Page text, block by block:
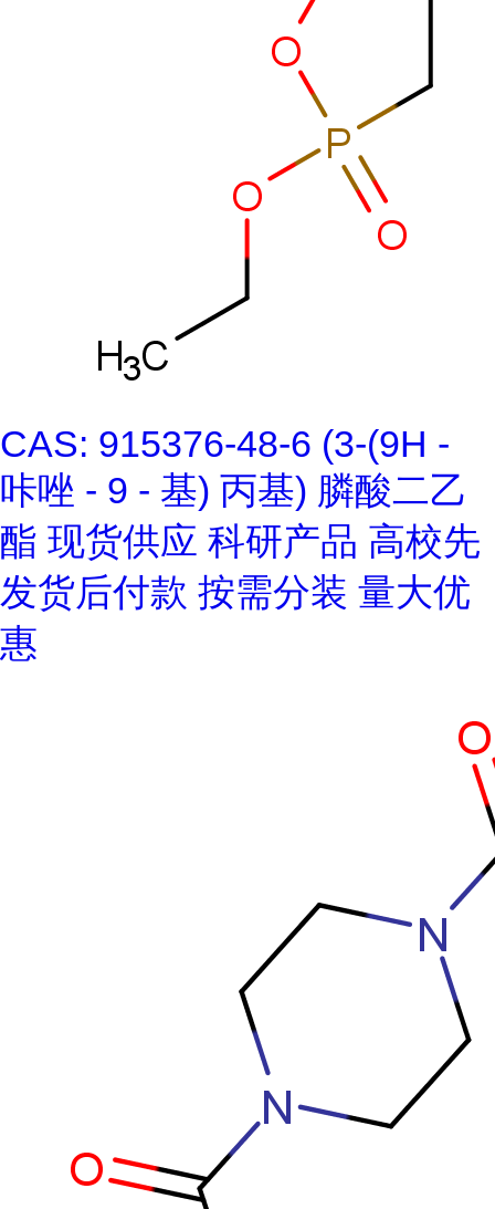
CAS: 915376-48-6 (3-(9H -
咔唑 - 9 - 基) 丙基) 膦酸二乙
酯 现货供应 科研产品 高校先
发货后付款 按需分装 量大优
惠